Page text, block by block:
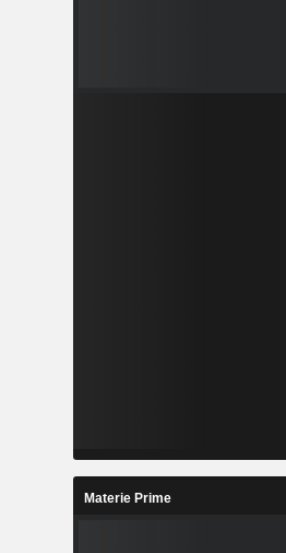
Materie Prime